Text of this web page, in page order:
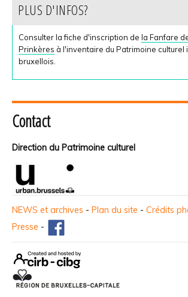
PLUS D'INFOS?
Consulter la fiche d'inscription de la Fanfare
Prinkères à l'inventaire du Patrimoine culturel
bruxellois.
Contact
Direction du Patrimoine culturel
NEWS et archives - Plan du site - Crédits
Presse -